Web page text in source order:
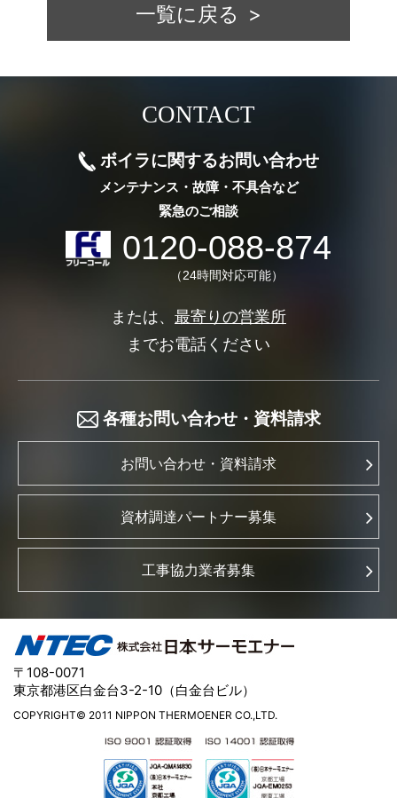
一覧に戻る
CONTACT
ボイラに関するお問い合わせ
メンテナンス・故障・不具合など
緊急のご相談
0120-088-874
（24時間対応可能）
または、 最寄りの営業所
までお電話ください
各種お問い合わせ・ 資料請求
お問い合わせ・資料請求
資材調達パートナー募集
工事協力業者募集
〒108-0071
東京都港区白金台3-2-10（白金台ビル）
COPYRIGHT© 2011 NIPPON THERMOENER CO.,LTD.